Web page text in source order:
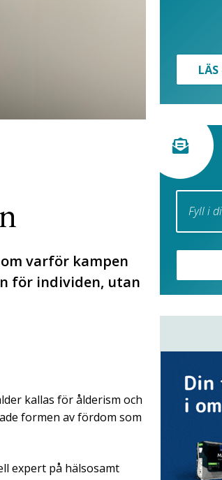
varför kampen
för individen, utan
kallas för ålderism och
formen av fördom som
expert på hälsosamt